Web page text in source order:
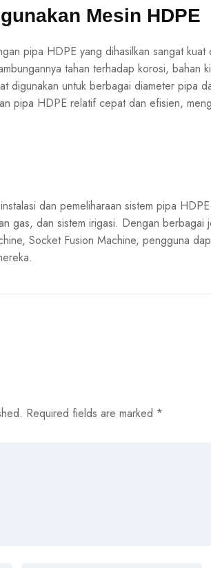
Mesin HDPE
pipa HDPE yang dihasilkan sangat kuat
tahan terhadap korosi, bahan
digunakan untuk berbagai diameter pipa
pipa HDPE relatif cepat dan efisien,
dan pemeliharaan sistem pipa
gas, dan sistem irigasi. Dengan berbagai
Socket Fusion Machine, pengguna
Required fields are marked *